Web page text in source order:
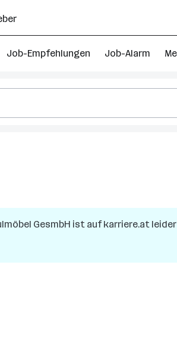
Job-Empfehlungen Job-Alarm
GesmbH ist auf karriere.at